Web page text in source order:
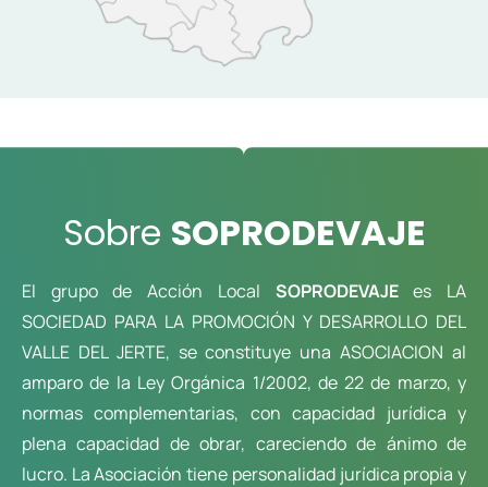
Sobre SOPRODEVAJE
El grupo de Acción Local SOPRODEVAJEes LA
SOCIEDAD PARA LA PROMOCIÓN Y DESARROLLO DEL
VALLE DEL JERTE, se constituye una ASOCIACION al
amparo de la Ley Orgánica 1/2002, de 22 de marzo, y
normas complementarias, con capacidad jurídica y
plena capacidad de obrar, careciendo de ánimo de
lucro. La Asociación tiene personalidad jurídica propia y